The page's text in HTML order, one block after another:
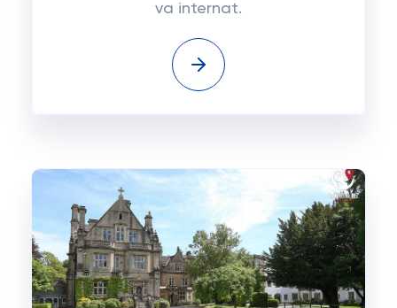
va internat.